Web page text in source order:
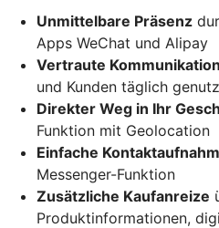
Unmittelbare Präsenz
Apps WeChat und Alipay
Vertraute Kommunikation
und Kunden täglich
Direkter Weg in Ihr
Funktion mit Geolocation
Einfache
Messenger-Funktion
Zusätzliche Kaufanreize
Produktinformationen,